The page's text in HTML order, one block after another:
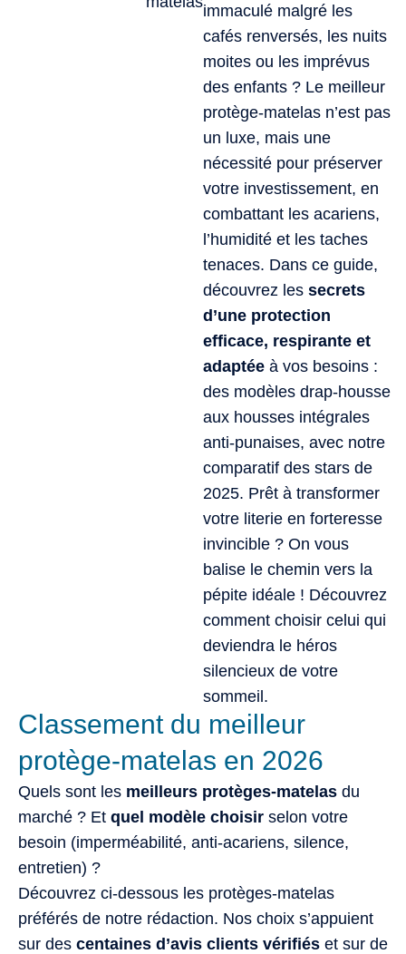
immaculé malgré les
cafés renversés, les nuits
moites ou les imprévus
des enfants ? Le meilleur
protège-matelas n’est pas
un luxe, mais une
nécessité pour préserver
votre investissement, en
combattant les acariens,
l’humidité et les taches
tenaces. Dans ce guide,
découvrez les secrets
d’une protection
efficace, respirante et
adaptée à vos besoins :
des modèles drap-housse
aux housses intégrales
anti-punaises, avec notre
comparatif des stars de
2025. Prêt à transformer
votre literie en forteresse
invincible ? On vous
balise le chemin vers la
pépite idéale ! Découvrez
comment choisir celui qui
deviendra le héros
silencieux de votre
sommeil.
Classement du meilleur
protège-matelas en 2026
Quels sont les meilleurs protèges-matelas du
marché ? Et quel modèle choisir selon votre
besoin (imperméabilité, anti-acariens, silence,
entretien) ?
Découvrez ci-dessous les protèges-matelas
préférés de notre rédaction. Nos choix s’appuient
sur des centaines d’avis clients vérifiés et sur de